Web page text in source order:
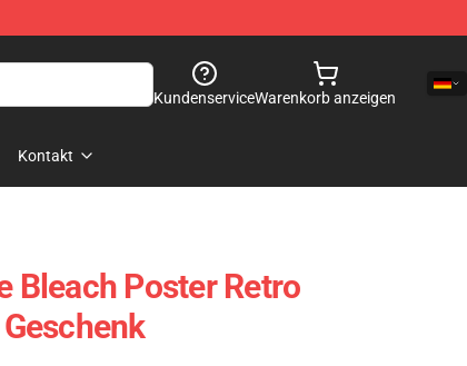
KundenserviceWarenkorb anzeigen
Kontakt
Bleach Poster Retro